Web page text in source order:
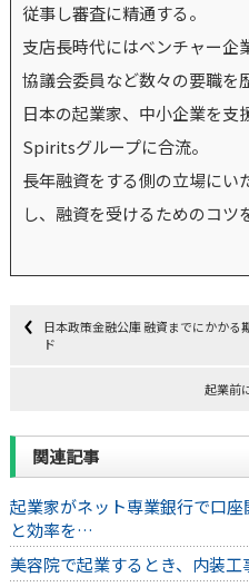
従事し審査に精通する。
支店長時代にはベンチャー企
協議会委員など数々の要職を
日本の起業家、中小企業を支
Spiritsグループに合流。
長年融資をする側の立場にい
し、融資を受けるためのコツ
日本政策金融公庫 融資までにかか
ド
起業前
関連記事
起業家がネット専業銀行で口
と効率を…
美容院で起業するとき、内装工